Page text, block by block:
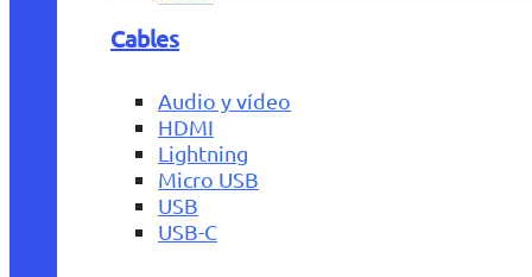
Cables
Audio y vídeo
HDMI
Lightning
Micro USB
USB
USB-C